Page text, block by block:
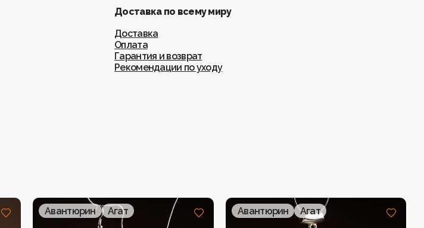
Доставка по всему миру
Доставка
Оплата
Гарантия и возврат
Рекомендации по уходу
Авантюрин Агат Авантюрин Агат